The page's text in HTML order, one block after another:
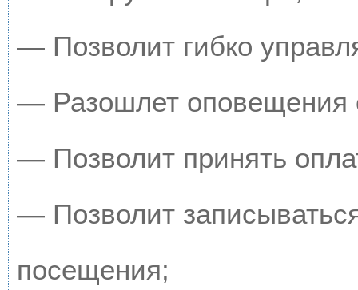
— Позволит гибко
— Разошлет оповещения
— Позволит принять
— Позволит
посещения;